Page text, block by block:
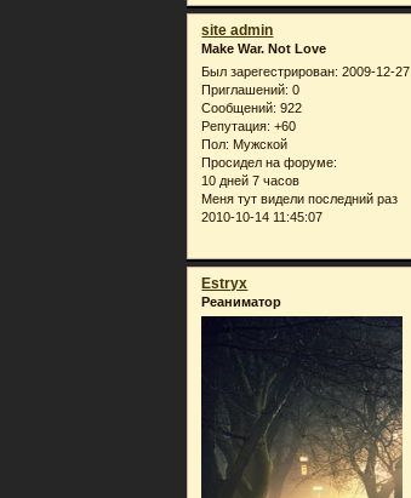
site admin
Make War. Not Love
Был зарегестрирован: 2009-12-27
Приглашений: 0
Сообщений: 922
Репутация: +60
Пол: Мужской
Просидел на форуме:
10 дней 7 часов
Меня тут видели последний раз
2010-10-14 11:45:07
Estryx
Реаниматор